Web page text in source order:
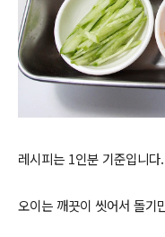
레시피는 1인분 기준입니다.
오이는 깨끗이 씻어서 돌기